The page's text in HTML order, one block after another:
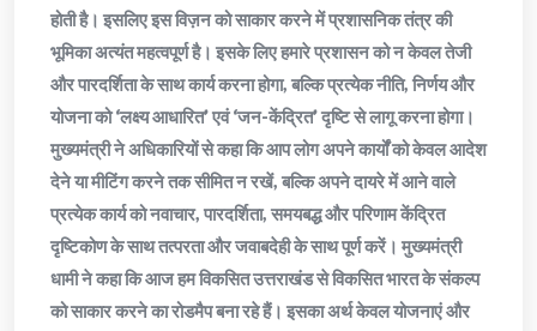
होती है। इसलिए इस विज़न को साकार करने में प्रशासनिक तंत्र की
भूमिका अत्यंत महत्वपूर्ण है। इसके लिए हमारे प्रशासन को न केवल तेजी
और पारदर्शिता के साथ कार्य करना होगा, बल्कि प्रत्येक नीति, निर्णय और
योजना को ‘लक्ष्य आधारित’ एवं ‘जन-केंद्रित’ दृष्टि से लागू करना होगा।
मुख्यमंत्री ने अधिकारियों से कहा कि आप लोग अपने कार्यों को केवल आदेश
देने या मीटिंग करने तक सीमित न रखें, बल्कि अपने दायरे में आने वाले
प्रत्येक कार्य को नवाचार, पारदर्शिता, समयबद्ध और परिणाम केंद्रित
दृष्टिकोण के साथ तत्परता और जवाबदेही के साथ पूर्ण करें। मुख्यमंत्री
धामी ने कहा कि आज हम विकसित उत्तराखंड से विकसित भारत के संकल्प
को साकार करने का रोडमैप बना रहे हैं। इसका अर्थ केवल योजनाएं और